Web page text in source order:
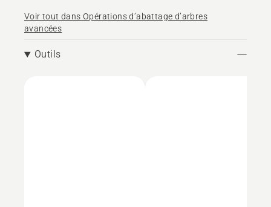
Voir tout dans Opérations d’abattage d’arbres
avancées
Outils